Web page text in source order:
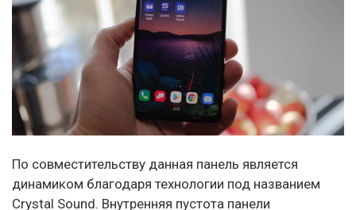
По совместительству данная панель является
динамиком благодаря технологии под названием
Crystal Sound. Внутренняя пустота панели